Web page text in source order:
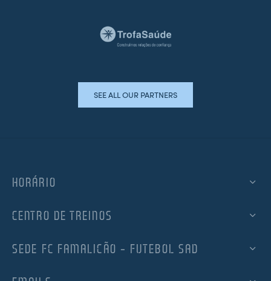
SEE ALL OUR PARTNERS
HORÁRIO
CENTRO DE TREINOS
SEDE FC FAMALICÃO – FUTEBOL SAD